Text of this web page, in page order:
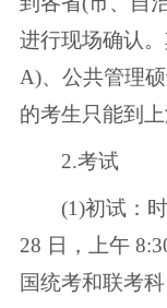
进行现场确认
A)、公共管理
的考生只能到
2.考试
(1)初试：时
28 日，上午
国统考和联考